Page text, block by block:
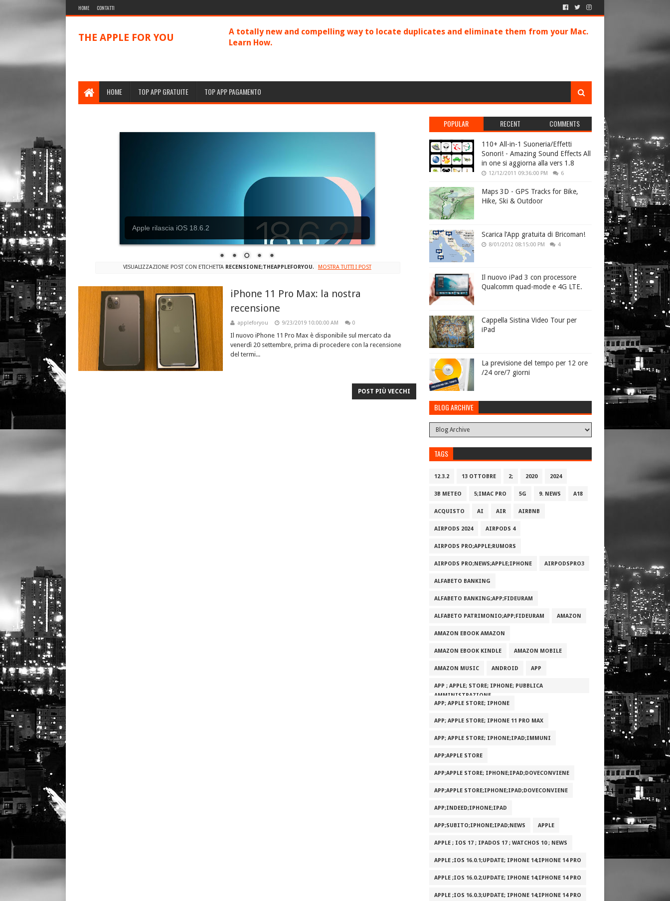
HOME CONTATTI
THE APPLE FOR YOU
A totally new and compelling way to locate duplicates and eliminate them from your Mac.
Learn How.
HOME TOP APP GRATUITE TOP APP PAGAMENTO
Apple rilascia iOS 18.6.2
VISUALIZZAZIONE POST CON ETICHETTA RECENSIONE;THEAPPLEFORYOU. MOSTRA TUTTI I POST
iPhone 11 Pro Max: la nostra
recensione
appleforyou 9/23/2019 10:00:00 AM 0
Il nuovo iPhone 11 Pro Max è disponibile sul mercato da
venerdì 20 settembre, prima di procedere con la recensione
del termi...
POST PIÙ VECCHI
POPULAR RECENT COMMENTS
110+ All-in-1 Suoneria/Effetti
Sonori! - Amazing Sound Effects All
in one si aggiorna alla vers 1.8
12/12/2011 09:36:00 PM 6
Maps 3D - GPS Tracks for Bike,
Hike, Ski & Outdoor
Scarica l’App gratuita di Bricoman!
8/01/2012 08:15:00 PM 4
Il nuovo iPad 3 con processore
Qualcomm quad-mode e 4G LTE.
Cappella Sistina Video Tour per
iPad
La previsione del tempo per 12 ore
/24 ore/7 giorni
BLOG ARCHIVE
TAGS
12.3.2 13 OTTOBRE 2; 2020 2024
3B METEO 5;IMAC PRO 5G 9. NEWS A18
ACQUISTO AI AIR AIRBNB
AIRPODS 2024 AIRPODS 4
AIRPODS PRO;APPLE;RUMORS
AIRPODS PRO;NEWS;APPLE;IPHONE AIRPODSPRO3
ALFABETO BANKING
ALFABETO BANKING;APP;FIDEURAM
ALFABETO PATRIMONI‪O‬;APP;FIDEURAM AMAZON
AMAZON EBOOK AMAZON
AMAZON EBOOK KINDLE AMAZON MOBILE
AMAZON MUSIC ANDROID APP
APP ; APPLE; STORE; IPHONE; PUBBLICA
AMMINISTRAZIONE
APP; APPLE STORE; IPHONE
APP; APPLE STORE; IPHONE 11 PRO MAX
APP; APPLE STORE; IPHONE;IPAD;IMMUNI
APP;APPLE STORE
APP;APPLE STORE; IPHONE;IPAD;DOVECONVIENE
APP;APPLE STORE;IPHONE;IPAD;DOVECONVIENE
APP;INDEED;IPHONE;IPAD
APP;SUBITO;IPHONE;IPAD;NEWS APPLE
APPLE ; IOS 17 ; IPADOS 17 ; WATCHOS 10 ; NEWS
APPLE ;IOS 16.0.1;UPDATE; IPHONE 14;IPHONE 14 PRO
APPLE ;IOS 16.0.2;UPDATE; IPHONE 14;IPHONE 14 PRO
APPLE ;IOS 16.0.3;UPDATE; IPHONE 14;IPHONE 14 PRO